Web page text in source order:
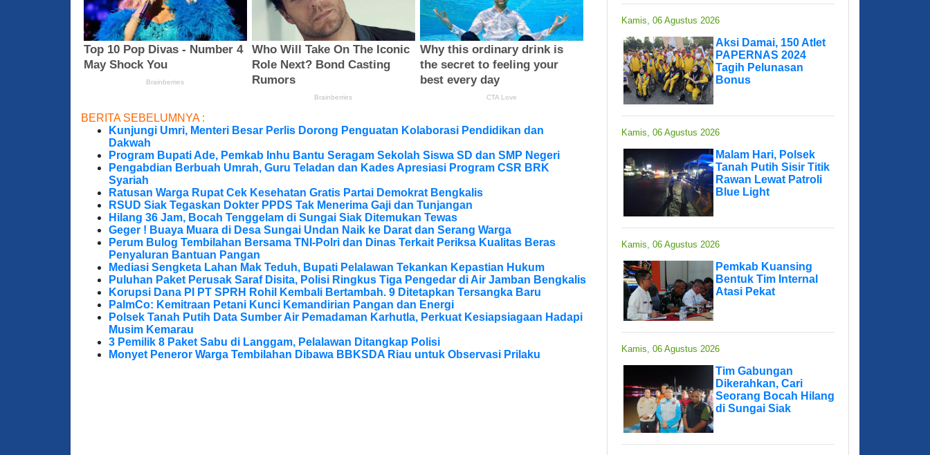
BERITA SEBELUMNYA :
Kunjungi Umri, Menteri Besar Perlis Dorong Penguatan Kolaborasi Pendidikan dan
Dakwah
Program Bupati Ade, Pemkab Inhu Bantu Seragam Sekolah Siswa SD dan SMP Negeri
Pengabdian Berbuah Umrah, Guru Teladan dan Kades Apresiasi Program CSR BRK
Syariah
Ratusan Warga Rupat Cek Kesehatan Gratis Partai Demokrat Bengkalis
RSUD Siak Tegaskan Dokter PPDS Tak Menerima Gaji dan Tunjangan
Hilang 36 Jam, Bocah Tenggelam di Sungai Siak Ditemukan Tewas
Geger ! Buaya Muara di Desa Sungai Undan Naik ke Darat dan Serang Warga
Perum Bulog Tembilahan Bersama TNI-Polri dan Dinas Terkait Periksa Kualitas Beras
Penyaluran Bantuan Pangan
Mediasi Sengketa Lahan Mak Teduh, Bupati Pelalawan Tekankan Kepastian Hukum
Puluhan Paket Perusak Saraf Disita, Polisi Ringkus Tiga Pengedar di Air Jamban Bengkalis
Korupsi Dana PI PT SPRH Rohil Kembali Bertambah. 9 Ditetapkan Tersangka Baru
PalmCo: Kemitraan Petani Kunci Kemandirian Pangan dan Energi
Polsek Tanah Putih Data Sumber Air Pemadaman Karhutla, Perkuat Kesiapsiagaan Hadapi
Musim Kemarau
3 Pemilik 8 Paket Sabu di Langgam, Pelalawan Ditangkap Polisi
Monyet Peneror Warga Tembilahan Dibawa BBKSDA Riau untuk Observasi Prilaku
Kamis, 06 Agustus 2026
Aksi Damai, 150 Atlet
PAPERNAS 2024
Tagih Pelunasan
Bonus
Kamis, 06 Agustus 2026
Malam Hari, Polsek
Tanah Putih Sisir Titik
Rawan Lewat Patroli
Blue Light
Kamis, 06 Agustus 2026
Pemkab Kuansing
Bentuk Tim Internal
Atasi Pekat
Kamis, 06 Agustus 2026
Tim Gabungan
Dikerahkan, Cari
Seorang Bocah Hilang
di Sungai Siak